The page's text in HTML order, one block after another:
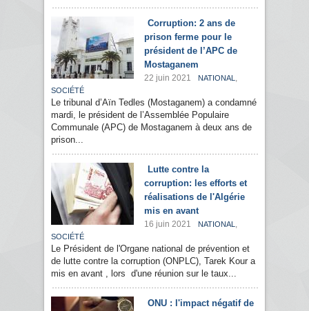
Corruption: 2 ans de
prison ferme pour le
président de l’APC de
Mostaganem
22 juin 2021 NATIONAL ,
SOCIÉTÉ
Le tribunal d’Aïn Tedles (Mostaganem) a condamné
mardi, le président de l’Assemblée Populaire
Communale (APC) de Mostaganem à deux ans de
prison...
Lutte contre la
corruption: les efforts et
réalisations de l'Algérie
mis en avant
16 juin 2021 NATIONAL ,
SOCIÉTÉ
Le Président de l'Organe national de prévention et
de lutte contre la corruption (ONPLC), Tarek Kour a
mis en avant , lors d'une réunion sur le taux...
ONU : l'impact négatif de